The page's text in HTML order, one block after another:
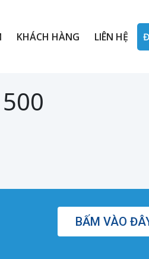
KHÁCH HÀNG LIÊN HỆ
BẤM VÀO